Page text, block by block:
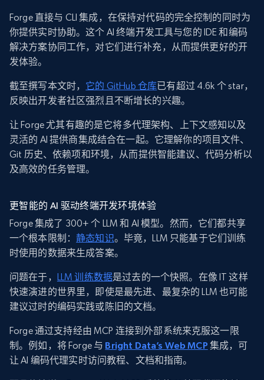
Forge 直接与 CLI 集成，在保持对代码的完全控制的同时为
你提供实时协助。这个 AI 终端开发工具与您的 IDE 和编码
解决方案协同工作，对它们进行补充，从而提供更好的开
发体验。
截至撰写本文时， 它的 GitHub 仓库已有超过 4.6k 个 star，
反映出开发者社区强烈且不断增长的兴趣。
让 Forge 尤其有趣的是它将多代理架构、上下文感知以及
灵活的 AI 提供商集成结合在一起。它理解你的项目文件、
Git 历史、依赖项和环境，从而提供智能建议、代码分析以
及高效的任务管理。
更智能的 AI 驱动终端开发环境体验
Forge 集成了 300+ 个 LLM 和 AI 模型。然而，它们都共享
一个根本限制：静态知识。毕竟，LLM 只能基于它们训练
时使用的数据来生成答案。
问题在于， LLM 训练数据是过去的一个快照。在像 IT 这样
快速演进的世界里，即使是最先进、最复杂的 LLM 也可能
建议过时的编码实践或陈旧的文档。
Forge 通过支持经由 MCP 连接到外部系统来克服这一限
制。例如，将 Forge 与 Bright Data’s Web MCP 集成，可
让 AI 编码代理实时访问教程、文档和指南。